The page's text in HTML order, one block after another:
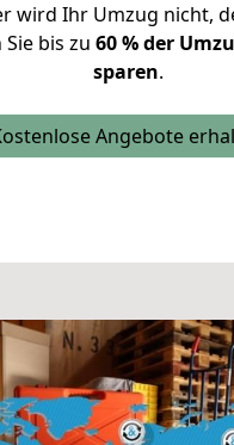
wird Ihr Umzug nicht,
bis zu 60 % der
sparen.
Angebote